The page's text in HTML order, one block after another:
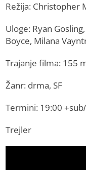
Režija: Christopher
Uloge: Ryan
Boyce, Milana
Trajanje filma: 155
Žanr: drma, SF
Termini: 19:00
Trejler